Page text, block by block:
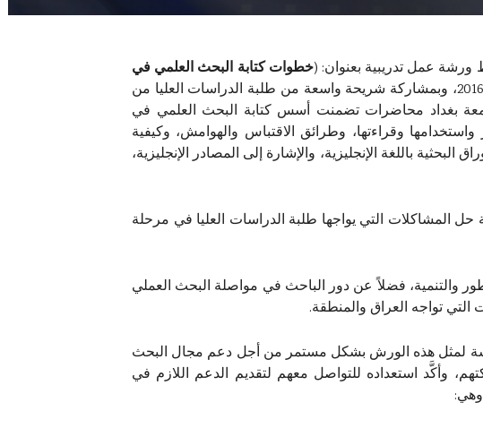
ورشة عمل تدريبية بعنوان: (خطوات كتابة البحث العلمي في
)، وذلك ضمن سلسلة ورش عمل المركز خلال العام 2016 ولمدة يومين 21 – 22 /2016/10، وبمشاركة شريحة واسعة من طلبة الدراسات العليا من
بغداد محاضرات تضمنت أسس كتابة البحث العلمي في
وقراءتها، وطرائق الاقتباس والهوامش، وكيفية
باللغة الإنجليزية، والإشارة إلى المصادر الإنجليزية،
التي يواجها طلبة الدراسات العليا في مرحلة
والتنمية، فضلاً عن دور الباحث في مواصلة البحث العملي
تواجه العراق والمنطقة.
لمثل هذه الورش بشكل مستمر من أجل دعم مجال البحث
وأكَّد استعداده للتواصل معهم لتقديم الدعم اللازم في